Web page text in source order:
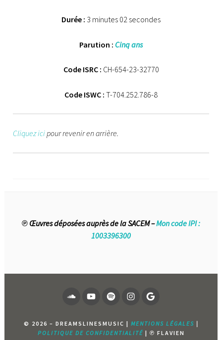
Durée : 3 minutes 02 secondes
Parution : Cinq ans
Code ISRC : CH-654-23-32770
Code ISWC : T-704.252.786-8
Cliquez ici pour revenir en arrière.
℗ Œuvres déposées auprès de la SACEM –Mon code IPI :
1003396300
SOUNDCLOUD
YOUTUBE
SPOTIFYINSTAGRAM
PAGE
GOOGLE
© 2026 – DREAMSLINESMUSIC | MENTIONS LÉGALES |
POLITIQUE DE CONFIDENTIALITÉ | ℗ FLAVIEN